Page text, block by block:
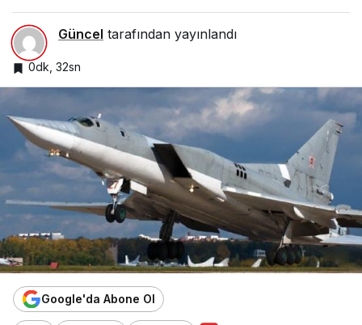
Güncel tarafından yayınlandı
0dk, 32sn
Google'da Abone Ol